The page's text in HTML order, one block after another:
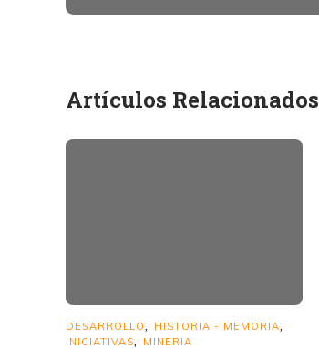
Artículos Relacionados
DESARROLLO HISTORIA - MEMORIA
INICIATIVAS MINERIA